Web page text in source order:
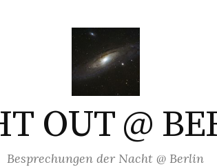
OUT @
Besprechungen der Nacht @ Berlin